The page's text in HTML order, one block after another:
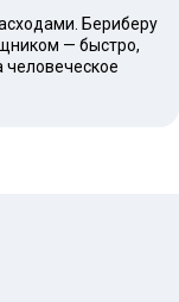
Бериберу
— быстро,
человеческое